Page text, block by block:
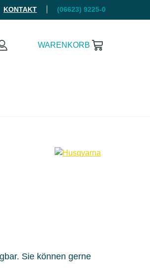
KONTAKT (06623) 9225-0
WARENKORB
Sie können gerne